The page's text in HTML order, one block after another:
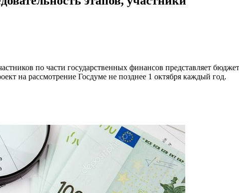
по части государственных финансов представляет
на рассмотрение Госдуме не позднее 1 октября каждый год.